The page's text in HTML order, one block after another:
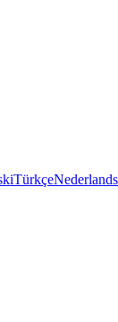
TürkçeNederlands